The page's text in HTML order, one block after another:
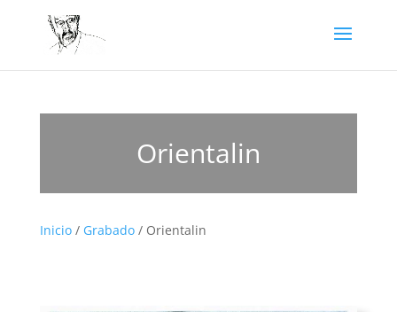
Orientalin
Inicio/ Grabado/ Orientalin